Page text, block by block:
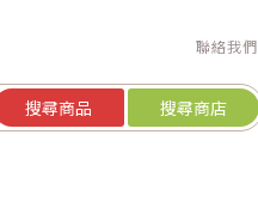
聯絡我們
搜尋商品 搜尋商店